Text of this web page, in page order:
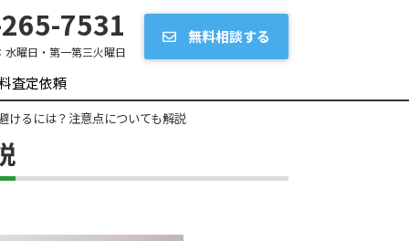
7531
水曜日・第一第三火曜日
無料相談する
査定依頼
けるには？注意点についても解説